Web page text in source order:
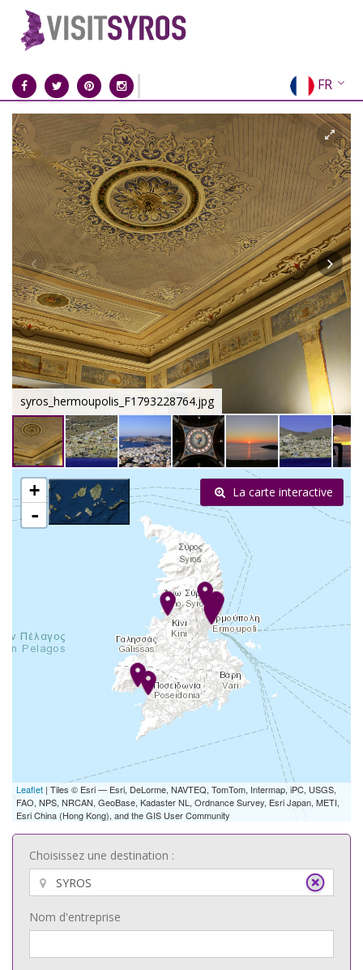
FR
EN
EL
DE
IT
ES
RU
CN
syros_hermoupolis_F1793228764.jpg
+
-
Leaflet | Tiles © Esri — Esri, DeLorme, NAVTEQ, TomTom, Intermap, iPC, USGS,
FAO, NPS, NRCAN, GeoBase, Kadaster NL, Ordnance Survey, Esri Japan, METI,
Esri China (Hong Kong), and the GIS User Community
La carte interactive
Choisissez une destination :
Nom d'entreprise